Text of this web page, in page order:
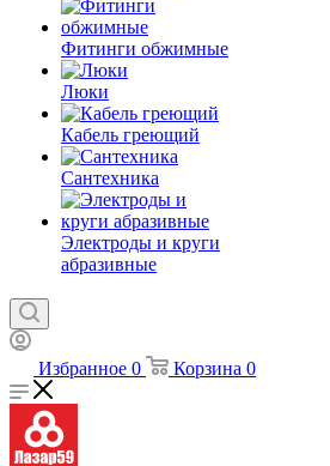
Фитинги обжимные
Люки
Кабель греющий
Сантехника
Электроды и круги
абразивные
Избранное 0 Корзина 0